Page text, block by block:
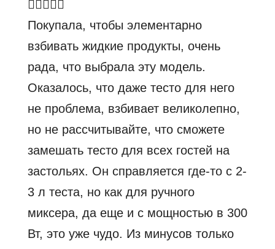
Покупала, чтобы элементарно
взбивать жидкие продукты, очень
рада, что выбрала эту модель.
Оказалось, что даже тесто для него
не проблема, взбивает великолепно,
но не рассчитывайте, что сможете
замешать тесто для всех гостей на
застольях. Он справляется где-то с 2-
3 л теста, но как для ручного
миксера, да еще и с мощностью в 300
Вт, это уже чудо. Из минусов только